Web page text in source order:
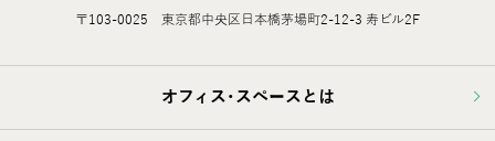
〒103-0025 東京都中央区日本橋茅場町2-12-3 寿ビル2F
オフィス･スペースとは